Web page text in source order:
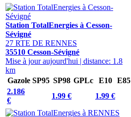
Station TotalEnergies à Cesson-
Sévigné
27 RTE DE RENNES
35510 Cesson-Sévigné
Mise à jour aujourd'hui | distance: 1.8
km
Gazole SP95 SP98 GPLc E10
E85
2.186
€
1.99 € 1.99 €